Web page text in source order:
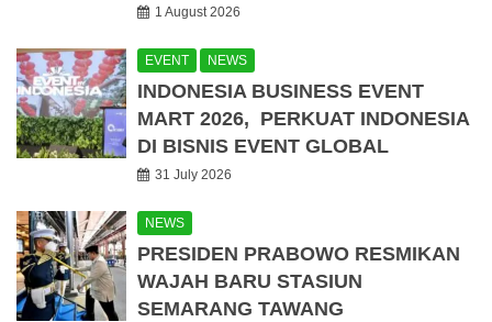
1 August 2026
EVENT NEWS
INDONESIA BUSINESS EVENT
MART 2026, PERKUAT INDONESIA
DI BISNIS EVENT GLOBAL
31 July 2026
NEWS
PRESIDEN PRABOWO RESMIKAN
WAJAH BARU STASIUN
SEMARANG TAWANG